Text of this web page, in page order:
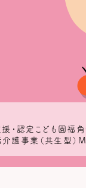
認定こども園福
介護事業（共生型）